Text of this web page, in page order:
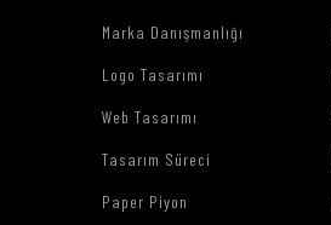
Marka Danışmanlığı
Logo Tasarımı
Web Tasarımı
Tasarım Süreci
Paper Piyon